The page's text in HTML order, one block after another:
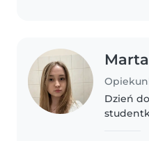
Marta
Dzień